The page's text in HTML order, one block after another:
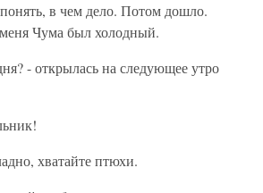
в чем дело. Потом дошло.
Чума был холодный.
- открылась на следующее утро
хватайте птюхи.